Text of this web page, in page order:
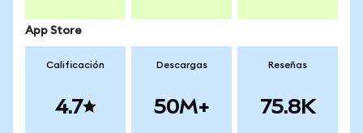
App Store
Calificación
4.7
Descargas
50M+
Reseñas
75.8K